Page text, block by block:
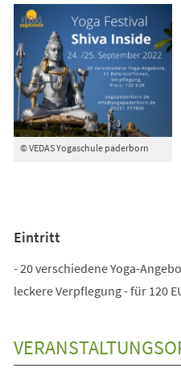
© VEDAS Yogaschule paderborn
Eintritt
- 20 verschiedene Yoga-
leckere Verpflegung - für 120